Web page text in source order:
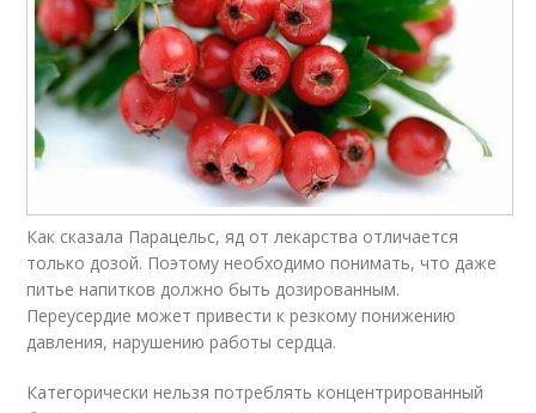
Как сказала Парацельс, яд от лекарства отличается
только дозой. Поэтому необходимо понимать, что даже
питье напитков должно быть дозированным.
Переусердие может привести к резкому понижению
давления, нарушению работы сердца.
Категорически нельзя потреблять концентрированный